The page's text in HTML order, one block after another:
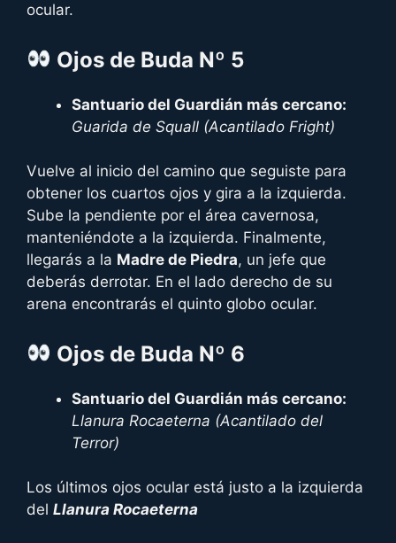
ocular.
Ojos de Buda Nº 5
Santuario del Guardián más cercano:
Guarida de Squall (Acantilado Fright)
Vuelve al inicio del camino que seguiste para
obtener los cuartos ojos y gira a la izquierda.
Sube la pendiente por el área cavernosa,
manteniéndote a la izquierda. Finalmente,
llegarás a la Madre de Piedra, un jefe que
deberás derrotar. En el lado derecho de su
arena encontrarás el quinto globo ocular.
Ojos de Buda Nº 6
Santuario del Guardián más cercano:
Llanura Rocaeterna (Acantilado del
Terror)
Los últimos ojos ocular está justo a la izquierda
del Llanura Rocaeterna